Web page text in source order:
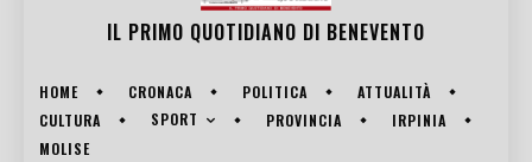
IL PRIMO QUOTIDIANO DI BENEVENTO
HOME CRONACA POLITICA
ATTUALITÀ
CULTURA
SPORT PROVINCIA
IRPINIA
MOLISE